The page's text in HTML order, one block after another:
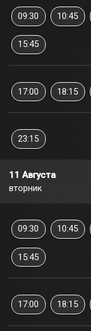
09:30 10:45
15:45
17:00 18:15
23:15
11 Августа
вторник
09:30 10:45
15:45
17:00 18:15